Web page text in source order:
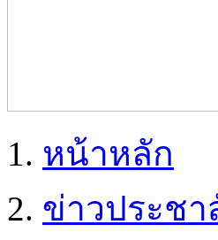
หน้าหลัก
ข่าวประช